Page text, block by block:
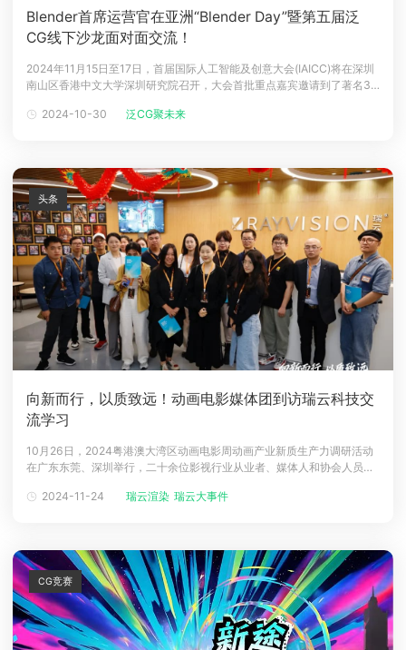
Blender首席运营官在亚洲“Blender Day”暨第五届泛
CG线下沙龙面对面交流！
2024年11月15日至17日，首届国际人工智能及创意大会(IAICC)将在深圳
南山区香港中文大学深圳研究院召开，大会首批重点嘉宾邀请到了著名3D
生，并将11月15日大会首日主题设置为Blender Day(Blender 主题日)，
2024-10-30 泛CG聚未来
向新而行，以质致远！动画电影媒体团到访瑞云科技交
流学习
10月26日，2024粤港澳大湾区动画电影周动画产业新质生产力调研活动
在广东东莞、深圳举行，二十余位影视行业从业者、媒体人和协会人员组
研团讲解了云渲染技术在当前影视行业的运用。瑞云科技是一家在视觉渲
2024-11-24 瑞云渲染 瑞云大事件
头条
CG竞赛